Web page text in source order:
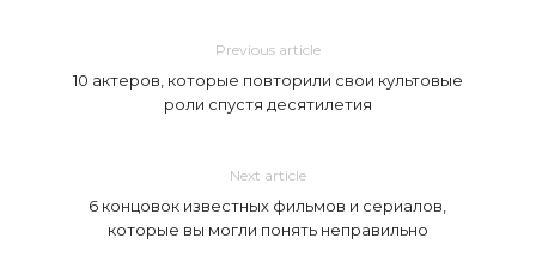
Previous article
10 актеров, которые повторили свои культовые
роли спустя десятилетия
Next article
6 концовок известных фильмов и сериалов,
которые вы могли понять неправильно